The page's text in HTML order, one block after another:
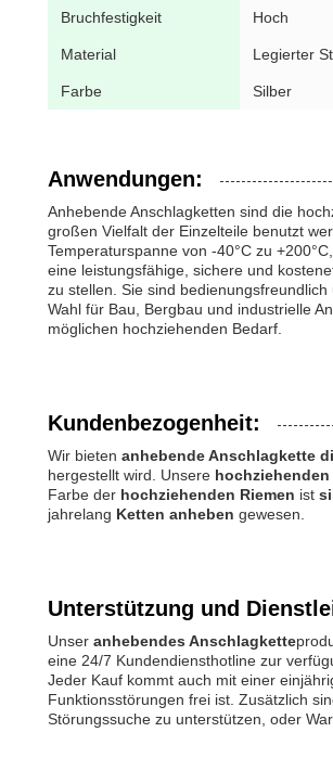
Bruchfestigkeit Hoch
Material Legierter
Farbe Silber
Anwendungen:
Anhebende Anschlagketten sind die
großen Vielfalt der Einzelteile benutzt
Temperaturspanne von -40°C zu
eine leistungsfähige, sichere und
zu stellen. Sie sind
Wahl für Bau, Bergbau und industrielle
möglichen hochziehenden Bedarf.
Kundenbezogenheit:
Wir bieten anhebende Anschlagkette
hergestellt wird. Unsere
Farbe der hochziehenden Riemen ist
jahrelang Ketten anheben gewesen.
Unterstützung und
Unser anhebendes Anschlagkette
eine 24/7 Kundendiensthotline zur
Jeder Kauf kommt auch mit einer
Funktionsstörungen frei ist. Zusätzlich
Störungssuche zu unterstützen, oder